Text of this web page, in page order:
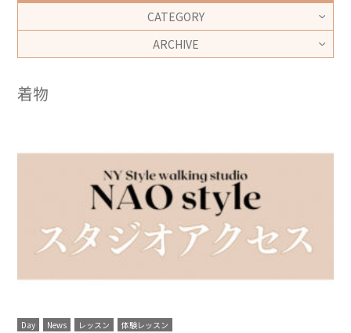
CATEGORY
ARCHIVE
着物
Day News レッスン
体験レッスン